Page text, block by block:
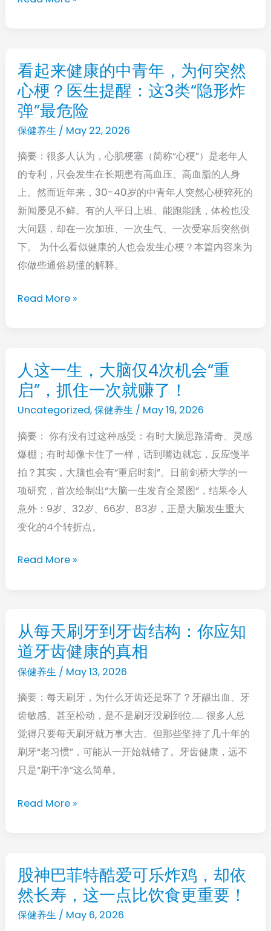
管
可
能
会
受
到
影
响，
身
体
或
许
要
40
看起来健康的中青年，为何突然
心梗？医生提醒：这3类“隐形炸
弹”最危险
保健养生/ May 22, 2026
摘要：很多人认为，心肌梗塞（简称“心梗”）是老年人
的专利，只会发生在长期患有高血压、高血脂的人身
上。然而近年来，30-40岁的中青年人突然心梗猝死的
新闻屡见不鲜。有的人平日上班、能跑能跳，体检也没
大问题，却在一次加班、一次生气、一次受寒后突然倒
下。 为什么看似健康的人也会发生心梗？本篇内容来为
你做些通俗易懂的解释。
看
起
来
健
的
中
青
年，
为
何
突
心
生
提
醒：
这
3
类“隐
形
炸
弹”最
危
Read More »
人这一生，大脑仅4次机会“重
启”，抓住一次就赚了！
Uncategorized,保健养生/ May 19, 2026
摘要： 你有没有过这种感受：有时大脑思路清奇、灵感
爆棚；有时却像卡住了一样，话到嘴边就忘，反应慢半
拍？其实，大脑也会有“重启时刻”。日前剑桥大学的一
项研究，首次绘制出“大脑一生发育全景图”，结果令人
意外：9岁、32岁、66岁、83岁，正是大脑发生重大
变化的4个转折点。
人
这
一
大
脑
仅
4
次
机
一
次
就
赚
了！
Read More »
从每天刷牙到牙齿结构：你应知
道牙齿健康的真相
保健养生/ May 13, 2026
摘要：每天刷牙，为什么牙齿还是坏了？牙龈出血、牙
齿敏感、甚至松动，是不是刷牙没刷到位…… 很多人总
觉得只要每天刷牙就万事大吉。但那些坚持了几十年的
刷牙“老习惯”，可能从一开始就错了。牙齿健康，远不
只是“刷干净”这么简单。
从
每
天
牙
到
牙
齿
结
你
道
牙
齿
健
Read More »
股神巴菲特酷爱可乐炸鸡，却依
然长寿，这一点比饮食更重要！
保健养生/ May 6, 2026
股
神
巴